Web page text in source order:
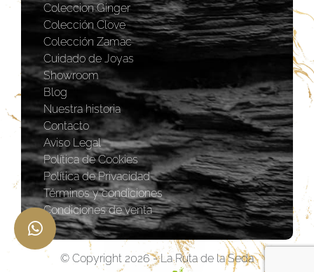
Coleccion Ginger
Colección Clove
Colección Zamac
Cuidado de Joyas
Showroom
Blog
Nuestra historia
Contacto
Aviso Legal
Política de Cookies
Política de Privacidad
Términos y condiciones
Condiciones de venta
© Copyright 2026 - La Ruta de la Seda